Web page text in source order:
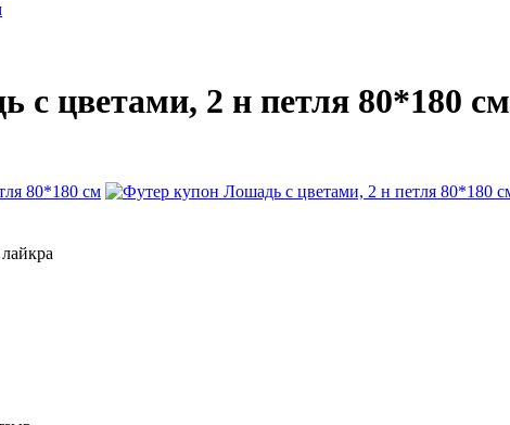
с цветами, 2 н петля 80*180 см